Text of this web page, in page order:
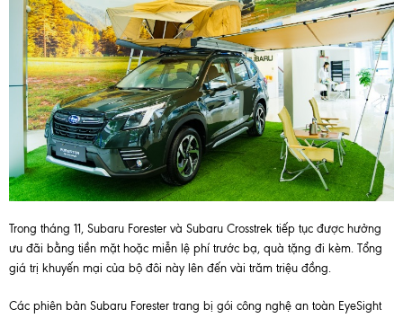
Trong tháng 11, Subaru Forester và Subaru Crosstrek tiếp tục được hưởng
ưu đãi bằng tiền mặt hoặc miễn lệ phí trước bạ, quà tặng đi kèm. Tổng
giá trị khuyến mại của bộ đôi này lên đến vài trăm triệu đồng.
Các phiên bản Subaru Forester trang bị gói công nghệ an toàn EyeSight